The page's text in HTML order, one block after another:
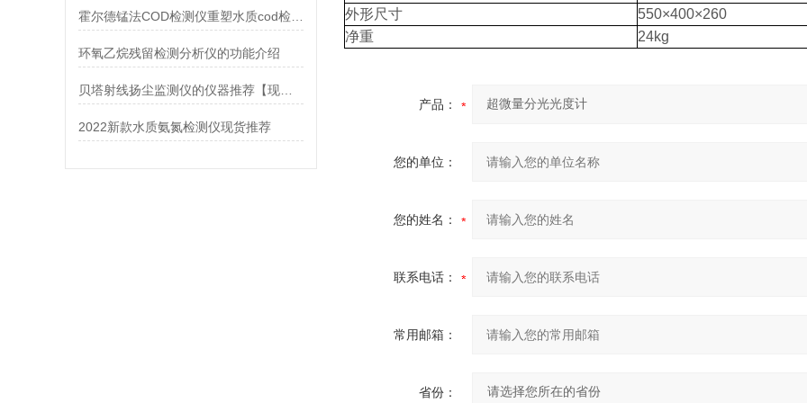
环氧乙烷残留检测分析仪的功能介绍
贝塔射线扬尘监测仪的仪器推荐【现货】
2022新款水质氨氮检测仪现货推荐
外形尺寸
550×400×260
净重
24kg
产品：
您的单位：
您的姓名：
联系电话：
常用邮箱：
省份：